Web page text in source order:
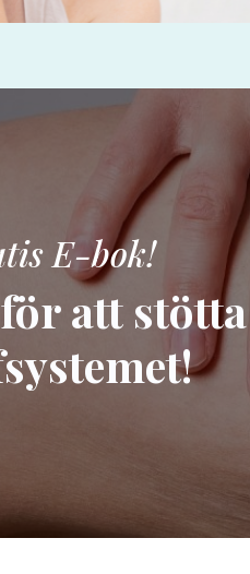
E-bok!
att stötta